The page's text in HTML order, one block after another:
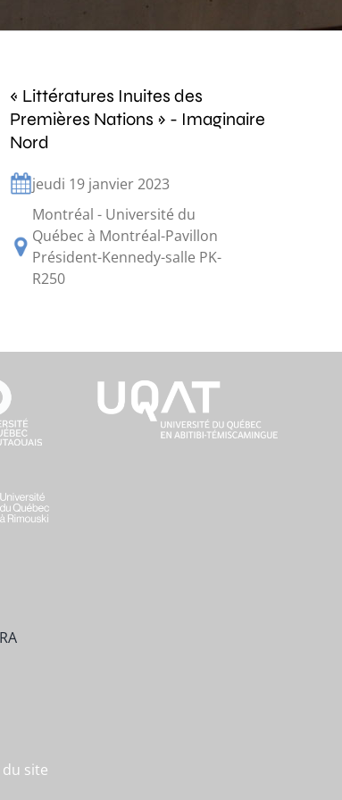
« Littératures Inuites des
Premières Nations » - Imaginaire
Nord
jeudi 19 janvier 2023
Montréal - Université du
Québec à Montréal-Pavillon
Président-Kennedy-salle PK-
R250
site